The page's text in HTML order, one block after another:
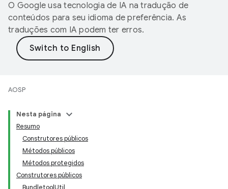
O Google usa tecnologia de IA na tradução de
conteúdos para seu idioma de preferência. As
traduções com IA podem ter erros.
AOSP
Nesta página
Resumo
Construtores públicos
Métodos públicos
Métodos protegidos
Construtores públicos
BundletoolUtil